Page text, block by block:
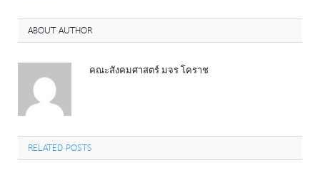
ABOUT AUTHOR
คณะสังคมศาสตร์ มจร โคราช
RELATED POSTS